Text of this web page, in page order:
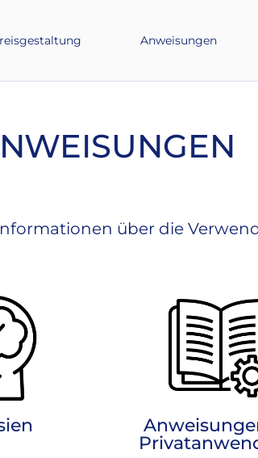
Anweisungen
über die